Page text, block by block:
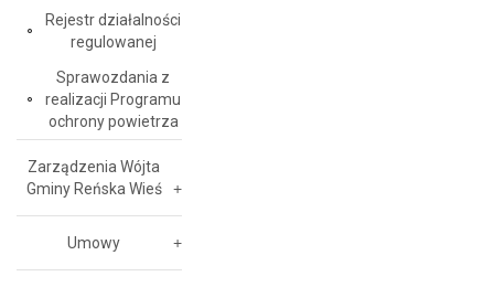
Rejestr działalności
regulowanej
Sprawozdania z
realizacji Programu
ochrony powietrza
Zarządzenia Wójta
Gminy Reńska Wieś
Umowy